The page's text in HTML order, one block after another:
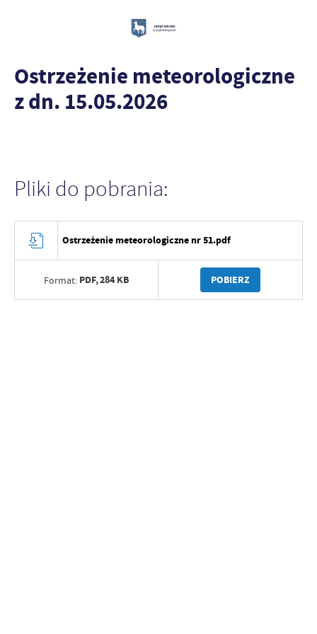
Ostrzeżenie meteorologiczne
z dn. 15.05.2026
Pliki do pobrania:
Ostrzeżenie meteorologiczne nr 51.pdf
Format: PDF,284 KB POBIERZ